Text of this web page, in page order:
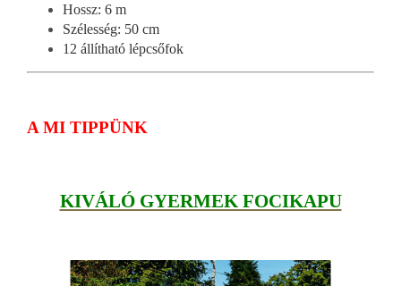
Hossz: 6 m
Szélesség: 50 cm
12 állítható lépcsőfok
A MI TIPPÜNK
KIVÁLÓ GYERMEK FOCIKAPU